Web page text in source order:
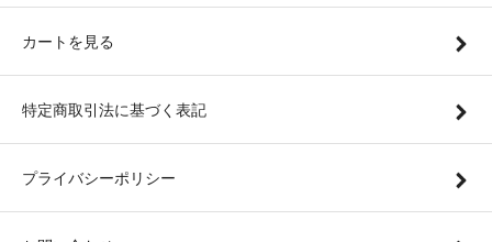
カートを見る
特定商取引法に基づく表記
プライバシーポリシー